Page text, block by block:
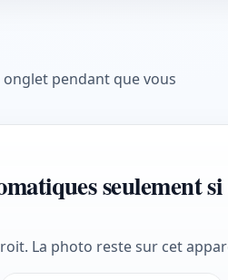
onglet pendant que vous
seulement
La photo reste sur cet